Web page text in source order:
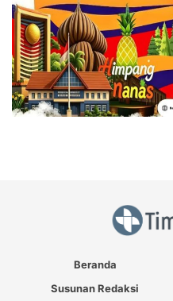
Beranda
Susunan Redaksi